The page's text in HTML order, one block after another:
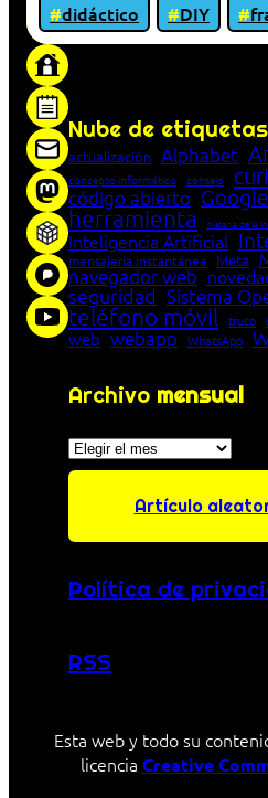
didáctico DIY
Nube de etiquetas
actualización Alphabet
concepto informático consejo
código abierto Google
herramienta historia de la
Inteligencia Artificial
mensajería instantánea Meta
navegador web
seguridad Sistema
teléfono móvil truco
web webapp WhatsApp
Archivo mensual
Archivos
Artículo
Política de
RSS
Esta web y todo su
licencia Creative